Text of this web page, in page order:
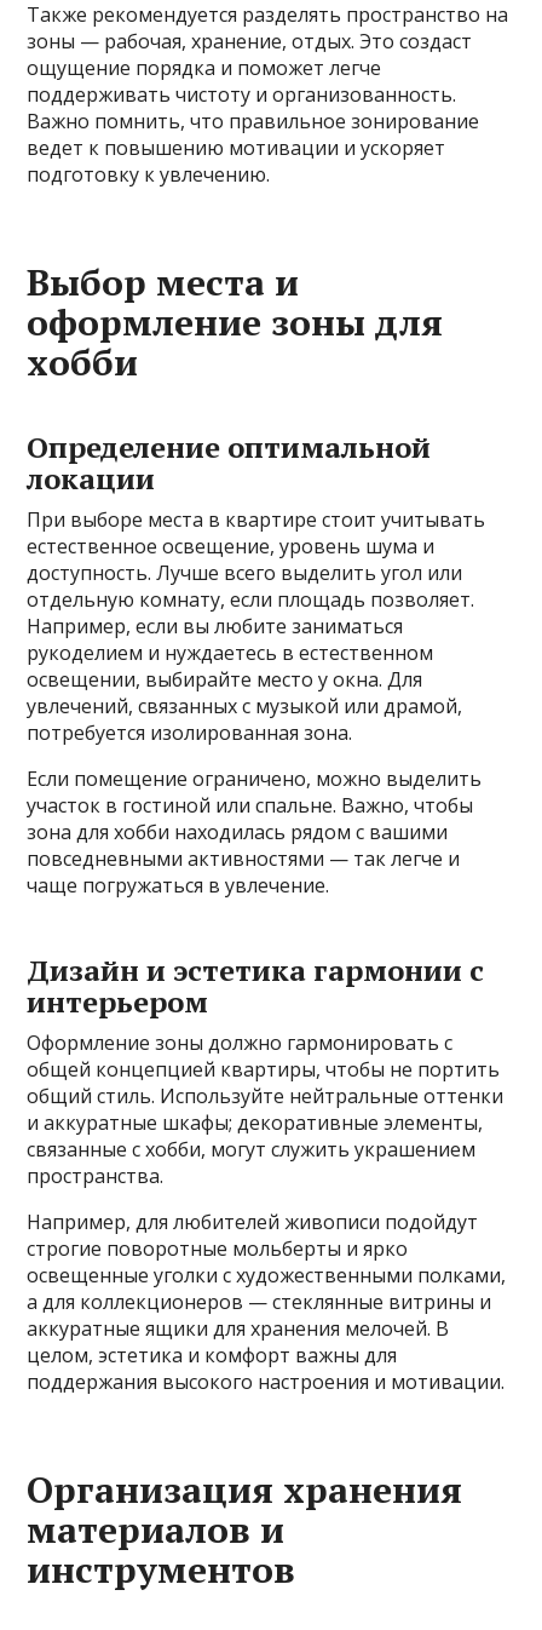
Также рекомендуется разделять пространство на
зоны — рабочая, хранение, отдых. Это создаст
ощущение порядка и поможет легче
поддерживать чистоту и организованность.
Важно помнить, что правильное зонирование
ведет к повышению мотивации и ускоряет
подготовку к увлечению.
Выбор места и
оформление зоны для
хобби
Определение оптимальной
локации
При выборе места в квартире стоит учитывать
естественное освещение, уровень шума и
доступность. Лучше всего выделить угол или
отдельную комнату, если площадь позволяет.
Например, если вы любите заниматься
рукоделием и нуждаетесь в естественном
освещении, выбирайте место у окна. Для
увлечений, связанных с музыкой или драмой,
потребуется изолированная зона.
Если помещение ограничено, можно выделить
участок в гостиной или спальне. Важно, чтобы
зона для хобби находилась рядом с вашими
повседневными активностями — так легче и
чаще погружаться в увлечение.
Дизайн и эстетика гармонии с
интерьером
Оформление зоны должно гармонировать с
общей концепцией квартиры, чтобы не портить
общий стиль. Используйте нейтральные оттенки
и аккуратные шкафы; декоративные элементы,
связанные с хобби, могут служить украшением
пространства.
Например, для любителей живописи подойдут
строгие поворотные мольберты и ярко
освещенные уголки с художественными полками,
а для коллекционеров — стеклянные витрины и
аккуратные ящики для хранения мелочей. В
целом, эстетика и комфорт важны для
поддержания высокого настроения и мотивации.
Организация хранения
материалов и
инструментов